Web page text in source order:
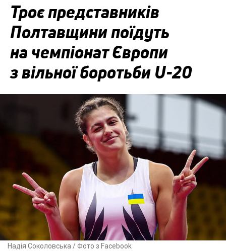
Троє представників
Полтавщини поїдуть
на чемпіонат Європи
з вільної боротьби U-20
Надія Соколовська / Фото з Facebook